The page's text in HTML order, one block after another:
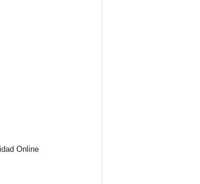
Online